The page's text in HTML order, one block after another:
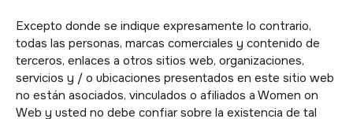
Excepto donde se indique expresamente lo contrario,
todas las personas, marcas comerciales y contenido de
terceros, enlaces a otros sitios web, organizaciones,
servicios y / o ubicaciones presentados en este sitio web
no están asociados, vinculados o afiliados a Women on
Web y usted no debe confiar sobre la existencia de tal